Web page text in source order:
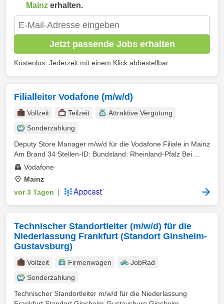
Mainz erhalten.
Jetzt passende Jobs erhalten
Kostenlos. Jederzeit mit einem Klick abbestellbar.
Filialleiter Vodafone (m/w/d)
Vollzeit Teilzeit
Attraktive Vergütung
Sonderzahlung
Deputy Store Manager m/w/d für die Vodafone Filiale in Mainz
Am Brand 34 Stellen-ID: Bundsland: Rheinland-Pfalz Bei ...
Vodafone
Mainz
vor 3 Tagen
Technischer Standortleiter (m/w/d) für die
Niederlassung Frankfurt (Standort Ginsheim-
Gustavsburg)
Vollzeit Firmenwagen
JobRad
Sonderzahlung
Technischer Standortleiter m/w/d für die Niederlassung